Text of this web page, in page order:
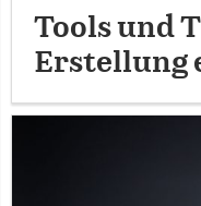
Tools und
Erstellung